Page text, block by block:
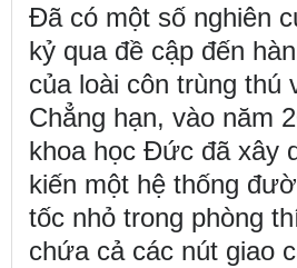
Đã có một số nghiên
kỷ qua đề cập đến
của loài côn trùng thú
Chẳng hạn, vào năm
khoa học Đức đã xây
kiến một hệ thống
tốc nhỏ trong phòng
chứa cả các nút giao